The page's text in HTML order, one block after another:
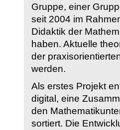
Gruppe, einer
seit 2004 im
Didaktik der
haben. Aktuelle
der
werden.
Als erstes Projekt
digital, eine
den
sortiert. Die